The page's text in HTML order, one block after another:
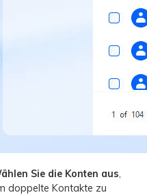
Sie die Konten aus
doppelte Kontakte zu